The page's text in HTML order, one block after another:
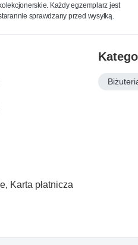
Każdy egzemplarz jest
sprawdzany przed wysyłką.
Karta płatnicza